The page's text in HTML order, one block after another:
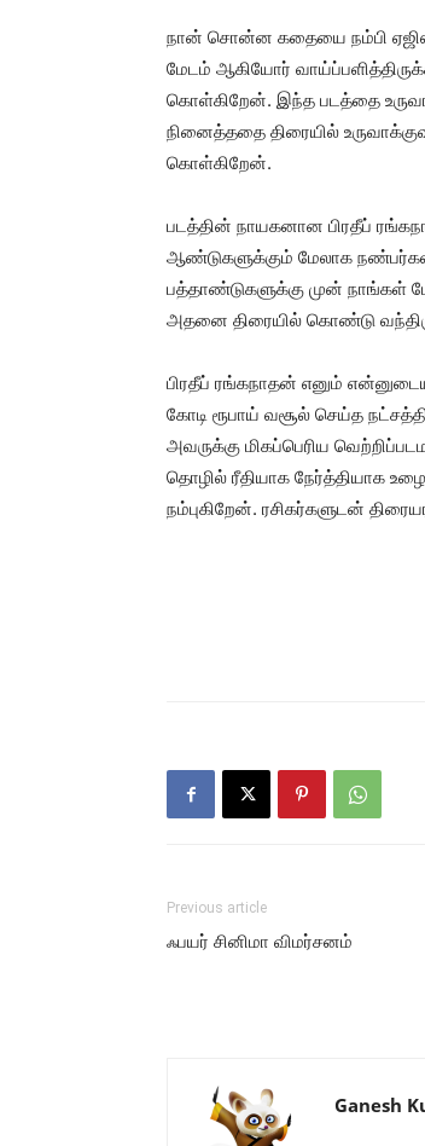
நான் சொன்ன கதையை நம்பி ஏஜிஎஸ்
மேடம் ஆகியோர்
கொள்கிறேன்.‌ இந்த படத்தை
நினைத்ததை திரையில்
கொள்கிறேன்.
படத்தின் நாயகனான பிரதீப்
ஆண்டுகளுக்கும் மேலாக
பத்தாண்டுகளுக்கு முன் நாங்கள்
அதனை திரையில் கொண்டு
பிரதீப் ரங்கநாதன் எனும்
கோடி ரூபாய் வசூல் செய்த
அவருக்கு மிகப்பெரிய
தொழில் ரீதியாக நேர்த்தியாக
நம்புகிறேன். ரசிகர்களுடன்
Previous article
ஃபயர் சினிமா விமர்சனம்
Ganesh